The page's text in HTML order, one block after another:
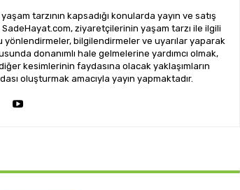
tarzının kapsadığı konularda yayın ve satış
ziyaretçilerinin yaşam tarzı ile ilgili
yönlendirmeler, bilgilendirmeler ve uyarılar yaparak
donanımlı hale gelmelerine yardımcı olmak,
kesimlerinin faydasına olacak yaklaşımların
oluşturmak amacıyla yayın yapmaktadır.